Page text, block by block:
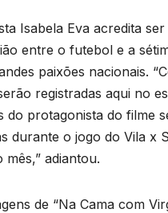
Isabela Eva acredita
entre o futebol e a
paixões nacionais.
registradas aqui no
do protagonista do filme
durante o jogo do Vila x
mês,” adiantou.
de “Na Cama com